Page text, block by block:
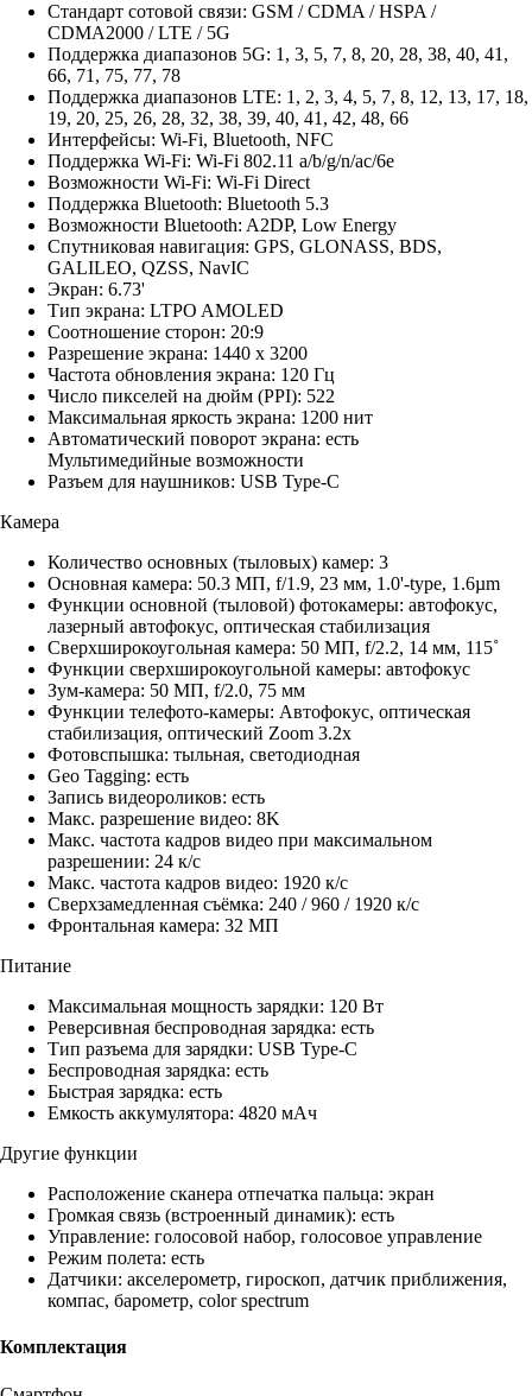
Стандарт сотовой связи: GSM / CDMA / HSPA /
CDMA2000 / LTE / 5G
Поддержка диапазонов 5G: 1, 3, 5, 7, 8, 20, 28, 38, 40, 41,
66, 71, 75, 77, 78
Поддержка диапазонов LTE: 1, 2, 3, 4, 5, 7, 8, 12, 13, 17, 18,
19, 20, 25, 26, 28, 32, 38, 39, 40, 41, 42, 48, 66
Интерфейсы: Wi-Fi, Bluetooth, NFC
Поддержка Wi-Fi: Wi-Fi 802.11 a/b/g/n/ac/6e
Возможности Wi-Fi: Wi-Fi Direct
Поддержка Bluetooth: Bluetooth 5.3
Возможности Bluetooth: A2DP, Low Energy
Спутниковая навигация: GPS, GLONASS, BDS,
GALILEO, QZSS, NavIC
Экран: 6.73'
Тип экрана: LTPO AMOLED
Соотношение сторон: 20:9
Разрешение экрана: 1440 x 3200
Частота обновления экрана: 120 Гц
Число пикселей на дюйм (PPI): 522
Максимальная яркость экрана: 1200 нит
Автоматический поворот экрана: есть
Мультимедийные возможности
Разъем для наушников: USB Type-C
Камера
Количество основных (тыловых) камер: 3
Основная камера: 50.3 МП, f/1.9, 23 мм, 1.0'-type, 1.6µm
Функции основной (тыловой) фотокамеры: автофокус,
лазерный автофокус, оптическая стабилизация
Сверхширокоугольная камера: 50 МП, f/2.2, 14 мм, 115˚
Функции сверхширокоугольной камеры: автофокус
Зум-камера: 50 МП, f/2.0, 75 мм
Функции телефото-камеры: Автофокус, оптическая
стабилизация, оптический Zoom 3.2x
Фотовспышка: тыльная, светодиодная
Geo Tagging: есть
Запись видеороликов: есть
Макс. разрешение видео: 8K
Макс. частота кадров видео при максимальном
разрешении: 24 к/с
Макс. частота кадров видео: 1920 к/с
Сверхзамедленная съёмка: 240 / 960 / 1920 к/с
Фронтальная камера: 32 МП
Питание
Максимальная мощность зарядки: 120 Вт
Реверсивная беспроводная зарядка: есть
Тип разъема для зарядки: USB Type-C
Беспроводная зарядка: есть
Быстрая зарядка: есть
Емкость аккумулятора: 4820 мАч
Другие функции
Расположение сканера отпечатка пальца: экран
Громкая связь (встроенный динамик): есть
Управление: голосовой набор, голосовое управление
Режим полета: есть
Датчики: акселерометр, гироскоп, датчик приближения,
компас, барометр, color spectrum
Комплектация